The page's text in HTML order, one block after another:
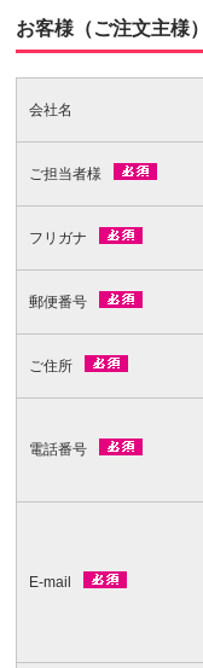
お客様（ご注文主様
会社名
ご担当者様
フリガナ
郵便番号
ご住所
電話番号
E-mail